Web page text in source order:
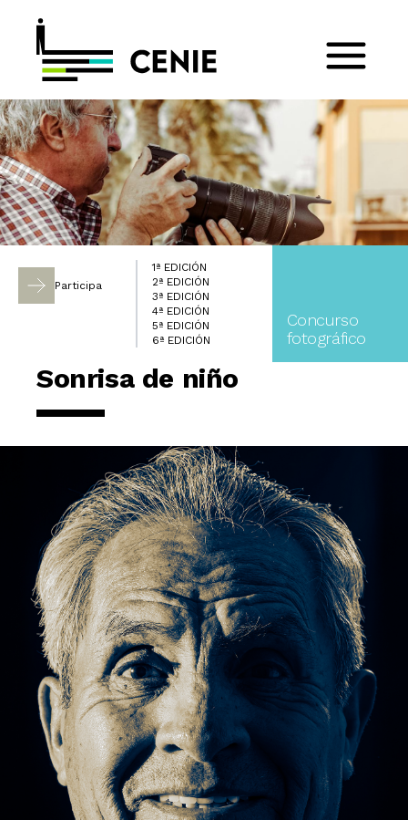
Participa
1ª EDICIÓN
2ª EDICIÓN
3ª EDICIÓN
4ª EDICIÓN
5ª EDICIÓN
6ª EDICIÓN
Concurso
fotográfico
Sonrisa de niño